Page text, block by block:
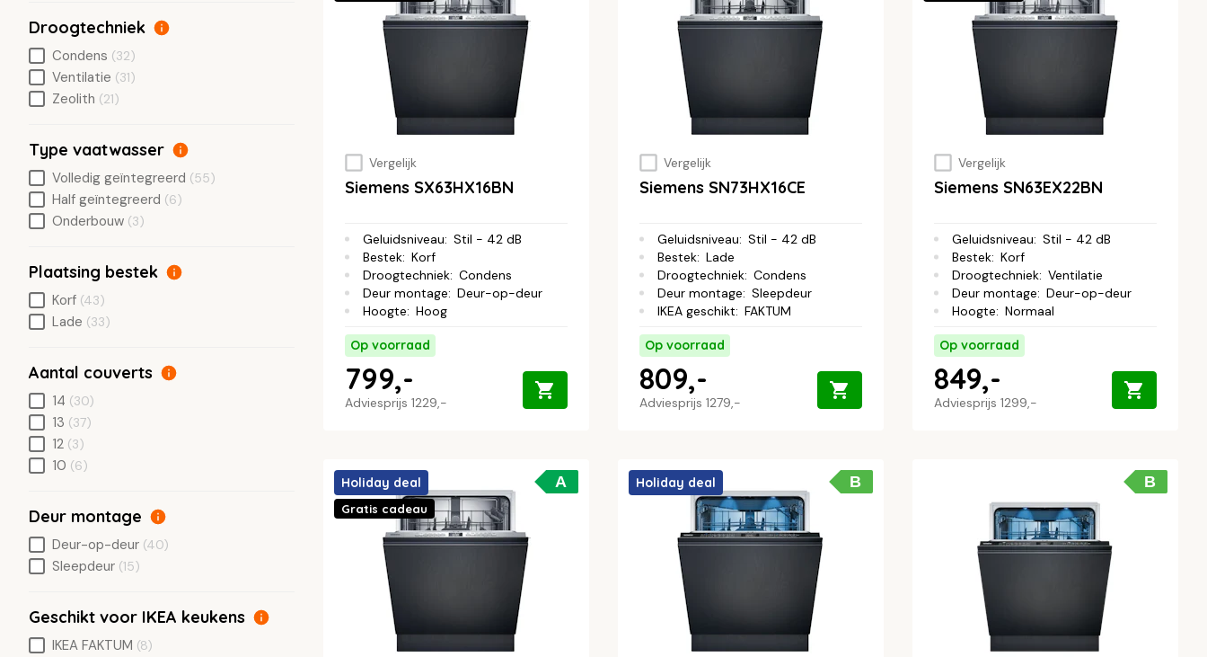
Vergelijk
Siemens SX63HX16BN
Geluidsniveau: Stil - 42 dB
Bestek: Korf
Droogtechniek: Condens
Deur montage: Deur-op-deur
Hoogte: Hoog
Op voorraad
Adviesprijs 1229,-
799,-
Vergelijk
Siemens SN73HX16CE
Geluidsniveau: Stil - 42 dB
Bestek: Lade
Droogtechniek: Condens
Deur montage: Sleepdeur
IKEA geschikt: FAKTUM
Op voorraad
Adviesprijs 1279,-
809,-
Vergelijk
Siemens SN63EX22BN
Geluidsniveau: Stil - 42 dB
Bestek: Korf
Droogtechniek: Ventilatie
Deur montage: Deur-op-deur
Hoogte: Normaal
Op voorraad
Adviesprijs 1299,-
849,-
A
Holiday deal
Gratis cadeau
B
Holiday deal B
Droogtechniek
Condens (32)
Ventilatie (31)
Zeolith (21)
Type vaatwasser
Volledig geïntegreerd (55)
Half geïntegreerd (6)
Onderbouw (3)
Plaatsing bestek
Korf (43)
Lade (33)
Aantal couverts
14 (30)
13 (37)
12 (3)
10 (6)
Deur montage
Deur-op-deur (40)
Sleepdeur (15)
Geschikt voor IKEA keukens
IKEA FAKTUM (8)